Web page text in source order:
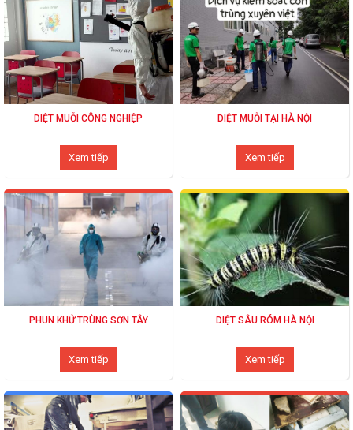
DIỆT MUỖI CÔNG NGHIỆP
Xem tiếp
DIỆT MUỖI TẠI HÀ NỘI
Xem tiếp
PHUN KHỬ TRÙNG SƠN TÂY
Xem tiếp
DIỆT SÂU RÓM HÀ NỘI
Xem tiếp